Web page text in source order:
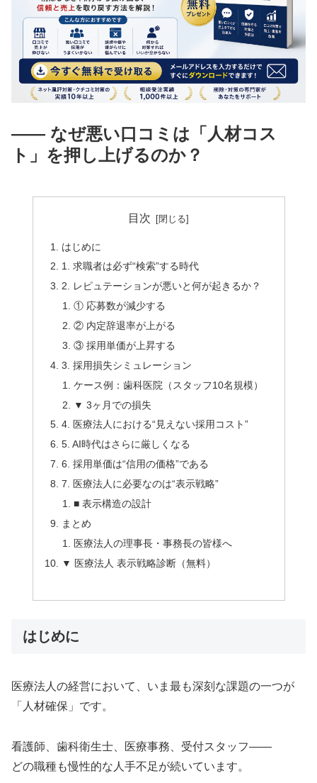
―― なぜ悪い口コミは「人材コス
ト」を押し上げるのか？
目次
はじめに
1. 求職者は必ず“検索”する時代
2. レピュテーションが悪いと何が起きるか？
① 応募数が減少する
② 内定辞退率が上がる
③ 採用単価が上昇する
3. 採用損失シミュレーション
ケース例：歯科医院（スタッフ10名規模）
▼ 3ヶ月での損失
4. 医療法人における“見えない採用コスト”
5. AI時代はさらに厳しくなる
6. 採用単価は“信用の価格”である
7. 医療法人に必要なのは“表示戦略”
■ 表示構造の設計
まとめ
医療法人の理事長・事務長の皆様へ
▼ 医療法人 表示戦略診断（無料）
はじめに
医療法人の経営において、いま最も深刻な課題の一つが
「人材確保」です。
看護師、歯科衛生士、医療事務、受付スタッフ――
どの職種も慢性的な人手不足が続いています。